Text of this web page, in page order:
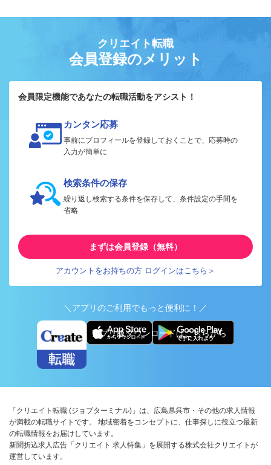
クリエイト転職
会員登録のメリット
会員限定機能であなたの転職活動をアシスト！
カンタン応募
事前にプロフィールを登録しておくことで、応募時の
入力が簡単に
検索条件の保存
繰り返し検索する条件を保存して、条件設定の手間を
省略
まずは会員登録（無料）
アカウントをお持ちの方 ログインはこちら＞
＼アプリのご利用でもっと便利に！／
アプリ版ダウンロードはこちらから
「クリエイト転職 (ジョブターミナル)」は、広島県呉市・その他の求人情報
が満載の転職サイトです。 地域密着をコンセプトに、仕事探しに役立つ最新
の転職情報をお届けしています。
新聞折込求人広告「クリエイト 求人特集」を展開する株式会社クリエイトが
運営しています。